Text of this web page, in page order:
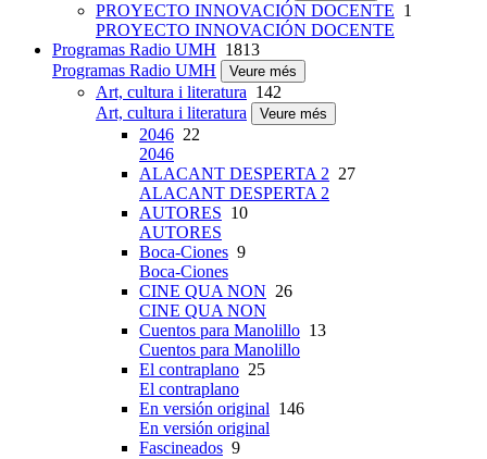
PROYECTO INNOVACIÓN DOCENTE 1
PROYECTO INNOVACIÓN DOCENTE
Programas Radio UMH 1813
Programas Radio UMH
Veure més
Art, cultura i literatura 142
Art, cultura i literatura
Veure més
2046 22
2046
ALACANT DESPERTA 2 27
ALACANT DESPERTA 2
AUTORES 10
AUTORES
Boca-Ciones 9
Boca-Ciones
CINE QUA NON 26
CINE QUA NON
Cuentos para Manolillo 13
Cuentos para Manolillo
El contraplano 25
El contraplano
En versión original 146
En versión original
Fascineados 9